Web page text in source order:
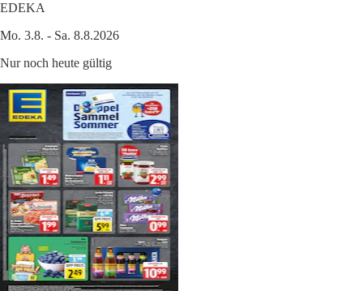
EDEKA
Mo. 3.8. - Sa. 8.8.2026
Nur noch heute gültig